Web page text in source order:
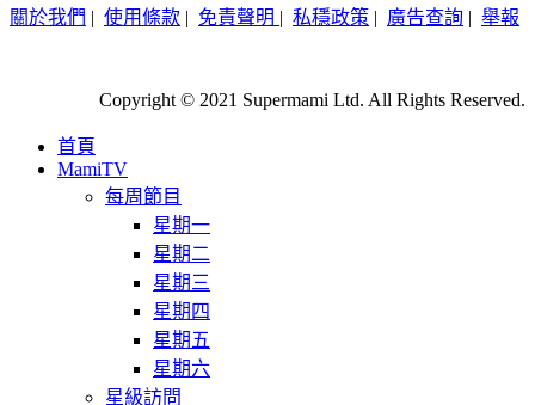
關於我們 | 使用條款 | 免責聲明 | 私穩政策 | 廣告查詢 | 舉報
Copyright © 2021 Supermami Ltd. All Rights Reserved.
首頁
MamiTV
每周節目
星期一
星期二
星期三
星期四
星期五
星期六
星級訪問